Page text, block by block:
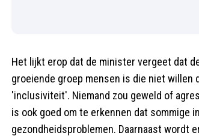
Het lijkt erop dat de minister vergeet dat
groeiende groep mensen is die niet willen
'inclusiviteit'. Niemand zou geweld of
is ook goed om te erkennen dat sommige
gezondheidsproblemen. Daarnaast wordt